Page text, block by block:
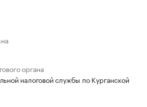
органа
налоговой службы по Курганской